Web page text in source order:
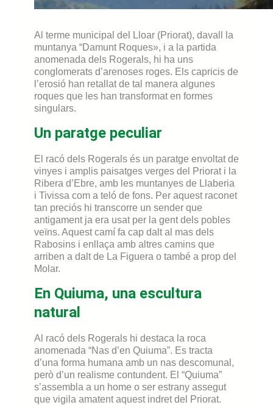
Al terme municipal del Lloar (Priorat), davall la
muntanya “Damunt Roques», i a la partida
anomenada dels Rogerals, hi ha uns
conglomerats d’arenoses roges. Els capricis de
l’erosió han retallat de tal manera algunes
roques que les han transformat en formes
singulars.
Un paratge peculiar
El racó dels Rogerals és un paratge envoltat de
vinyes i amplis paisatges verges del Priorat i la
Ribera d’Ebre, amb les muntanyes de Llaberia
i Tivissa com a teló de fons. Per aquest raconet
tan preciós hi transcorre un sender que
antigament ja era usat per la gent dels pobles
veïns. Aquest camí fa cap dalt al mas dels
Rabosins i enllaça amb altres camins que
arriben a dalt de La Figuera o també a prop del
Molar.
En Quiuma, una escultura
natural
Al racó dels Rogerals hi destaca la roca
anomenada “Nas d’en Quiuma”. Es tracta
d’una forma humana amb un nas descomunal,
però d’un realisme contundent. El “Quiuma”
s’assembla a un home o ser estrany assegut
que vigila amatent aquest indret del Priorat.